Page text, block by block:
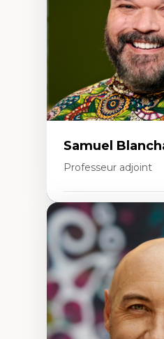
Design architectural
Patrimoine et
Études
savoirs
Samuel
Professeur adjoint
Expertises
Didactique des
d’enquête et culture
Éducation en milieu
construction
critique
Technologies
programmation
La langue dans
environnement
scientifique